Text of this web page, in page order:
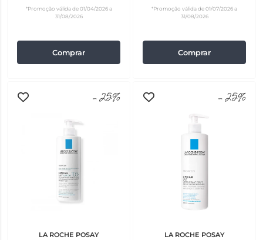
*Promoção válida de 01/04/2026 a
31/08/2026
Comprar
*Promoção válida de 01/07/2026 a
31/08/2026
Comprar
-25%
LA ROCHE POSAY
-25%
LA ROCHE POSAY